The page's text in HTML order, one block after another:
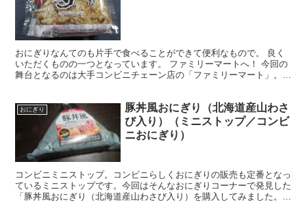
おにぎりなんてのも片手で食べることができて便利なもので。 良く
いただくものの一つとなっています。 ファミリーマートへ！ 今回の
舞台となるのは大手コンビニチェーン店の「ファミリーマート」。
おにぎり
豚丼風おにぎり（北海道産山わさ
び入り）（ミニストップ／コンビ
ニおにぎり）
コンビニミニストップ。コンビニらしくおにぎりの販売も定番となっ
ているミニストップです。今回はそんなおにぎりコーナーで発見した
「豚丼風おにぎり（北海道産山わさび入り）を購入してみました。甘